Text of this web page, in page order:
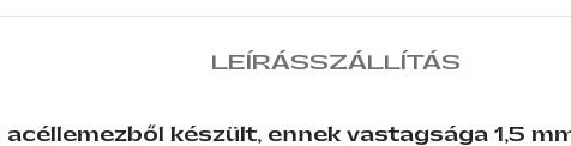
LEÍRÁSSZÁLLÍTÁS
készült, ennek vastagsága 1,5